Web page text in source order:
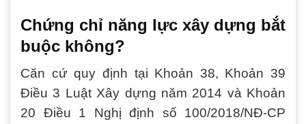
Chứng chỉ năng lực xây dựng bắt
buộc không?
Căn cứ quy định tại Khoản 38, Khoản 39
Điều 3 Luật Xây dựng năm 2014 và Khoản
20 Điều 1 Nghị định số 100/2018/NĐ-CP